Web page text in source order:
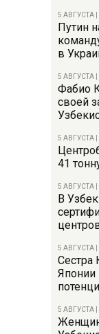
5 АВГУСТА
Путин
в
5 АВГУСТА
Фабио
своей
5 АВГУСТА
41
5 АВГУСТА
В
5 АВГУСТА
Сестра
Японии
5 АВГУСТА